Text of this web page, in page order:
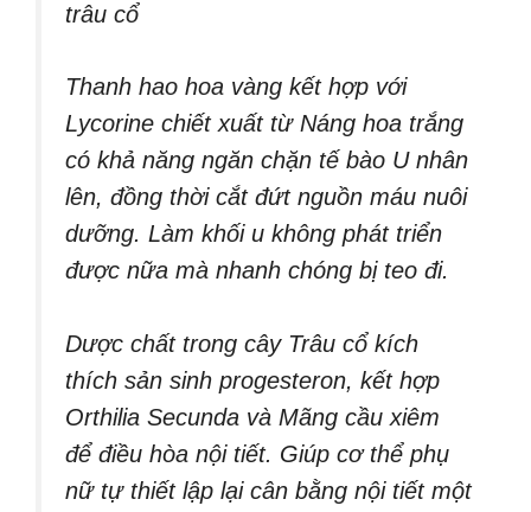
trâu cổ
Thanh hao hoa vàng kết hợp với
Lycorine chiết xuất từ Náng hoa trắng
có khả năng ngăn chặn tế bào U nhân
lên, đồng thời cắt đứt nguồn máu nuôi
dưỡng. Làm khối u không phát triển
được nữa mà nhanh chóng bị teo đi.
Dược chất trong cây Trâu cổ kích
thích sản sinh progesteron, kết hợp
Orthilia Secunda và Mãng cầu xiêm
để điều hòa nội tiết. Giúp cơ thể phụ
nữ tự thiết lập lại cân bằng nội tiết một